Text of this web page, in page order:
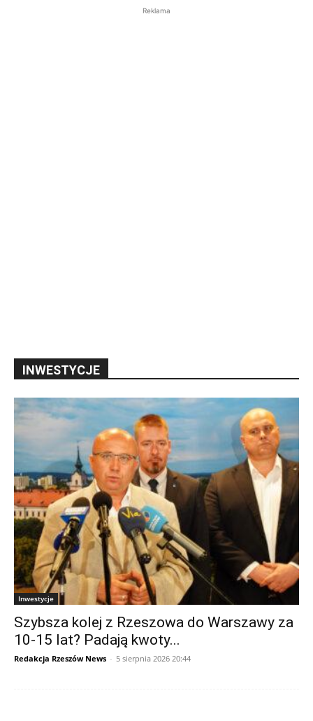
Reklama
INWESTYCJE
Inwestycje
Szybsza kolej z Rzeszowa do Warszawy za
10-15 lat? Padają kwoty...
Redakcja Rzeszów News - 5 sierpnia 2026 20:44